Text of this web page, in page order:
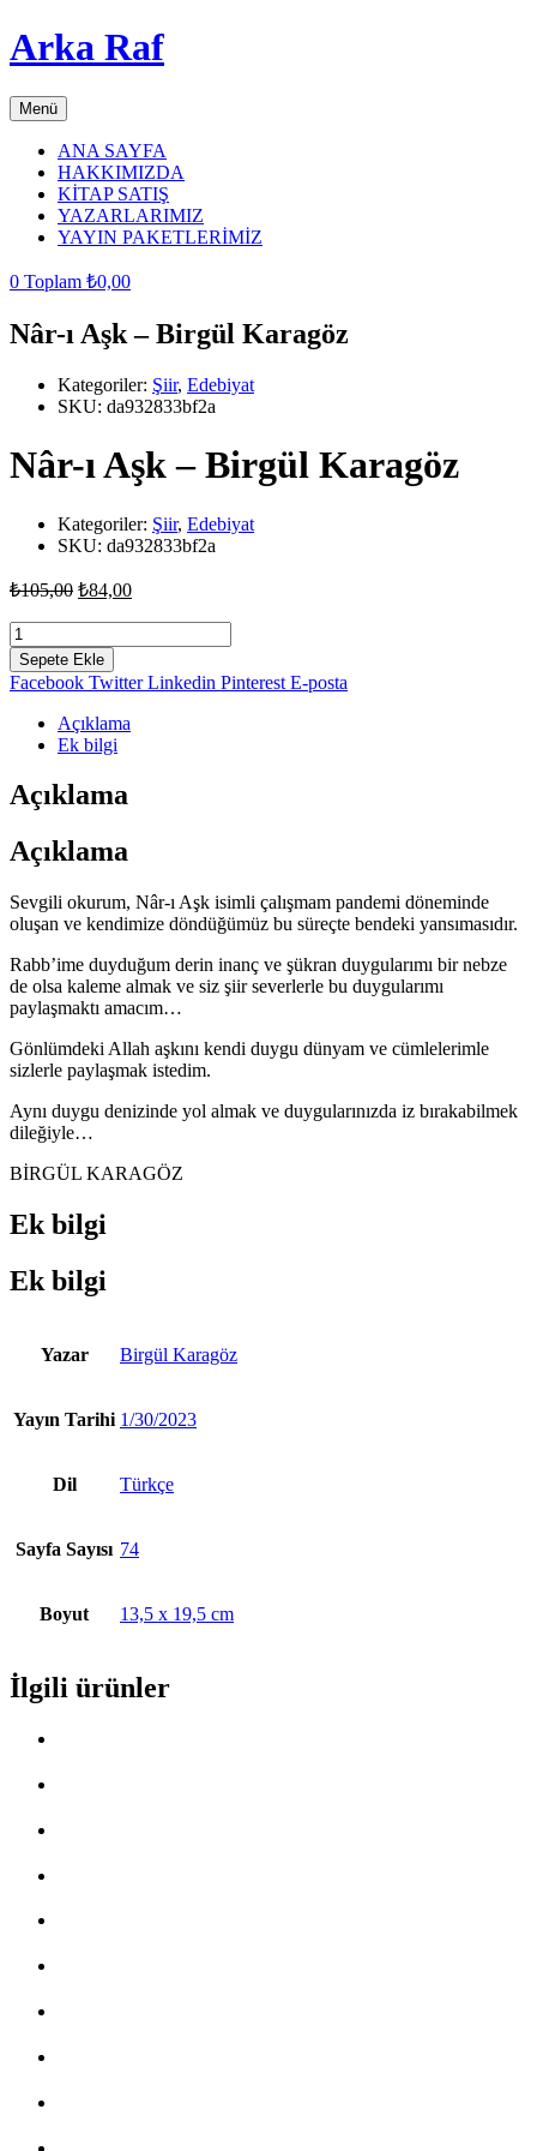
Arka Raf
Menü
ANA SAYFA
HAKKIMIZDA
KİTAP SATIŞ
YAZARLARIMIZ
YAYIN PAKETLERİMİZ
0 Toplam ₺0,00
Nâr-ı Aşk – Birgül Karagöz
Kategoriler: Şiir, Edebiyat
SKU: da932833bf2a
Nâr-ı Aşk – Birgül Karagöz
Kategoriler: Şiir, Edebiyat
SKU: da932833bf2a
₺105,00 Orijinal
₺84,00Şu
fiyat:
₺84,00.
Nâr-
ı
Aşk
-
Birgül
Karagöz
Sepete Ekle
Facebook Twitter Linkedin Pinterest E-posta
Açıklama
Ek bilgi
Açıklama
Açıklama
Sevgili okurum, Nâr-ı Aşk isimli çalışmam pandemi döneminde
oluşan ve kendimize döndüğümüz bu süreçte bendeki yansımasıdır.
Rabb’ime duyduğum derin inanç ve şükran duygularımı bir nebze
de olsa kaleme almak ve siz şiir severlerle bu duygularımı
paylaşmaktı amacım…
Gönlümdeki Allah aşkını kendi duygu dünyam ve cümlelerimle
sizlerle paylaşmak istedim.
Aynı duygu denizinde yol almak ve duygularınızda iz bırakabilmek
dileğiyle…
BİRGÜL KARAGÖZ
Ek bilgi
Ek bilgi
Yazar Birgül Karagöz
Yayın Tarihi 1/30/2023
Dil Türkçe
Sayfa Sayısı 74
Boyut 13,5 x 19,5 cm
İlgili ürünler